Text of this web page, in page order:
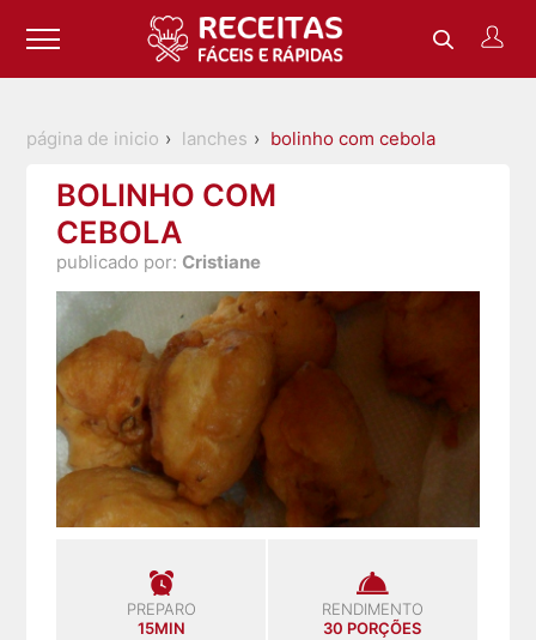
página de inicio lanches bolinho com cebola
BOLINHO COM
CEBOLA
publicado por: Cristiane
PREPARO
15MIN
RENDIMENTO
30 PORÇÕES